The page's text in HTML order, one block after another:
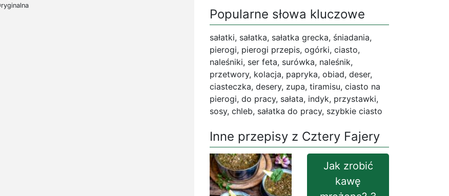
Popularne słowa kluczowe
sałatki, sałatka, sałatka grecka, śniadania,
pierogi, pierogi przepis, ogórki, ciasto,
naleśniki, ser feta, surówka, naleśnik,
przetwory, kolacja, papryka, obiad, deser,
ciasteczka, desery, zupa, tiramisu, ciasto na
pierogi, do pracy, sałata, indyk, przystawki,
sosy, chleb, sałatka do pracy, szybkie ciasto
Inne przepisy z Cztery Fajery
Jak zrobić
kawę